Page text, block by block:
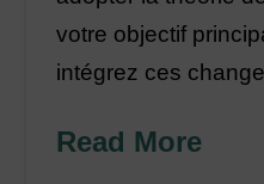
votre objectif
intégrez ces
Read More